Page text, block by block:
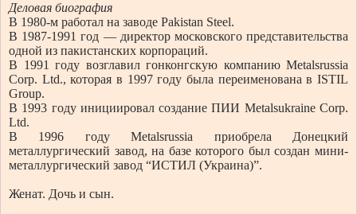
Деловая биография
В 1980-м работал на заводе Pakistan Steel.
В 1987-1991 год — директор московского представительства
одной из пакистанских корпораций.
В 1991 году возглавил гонконгскую компанию Metalsrussia
Corp. Ltd., которая в 1997 году была переименована в ISTIL
Group.
В 1993 году инициировал создание ПИИ Metalsukraine Corp.
Ltd.
В 1996 году Metalsrussia приобрела Донецкий
металлургический завод, на базе которого был создан мини-
металлургический завод “ИСТИЛ (Украина)”.
Женат. Дочь и сын.